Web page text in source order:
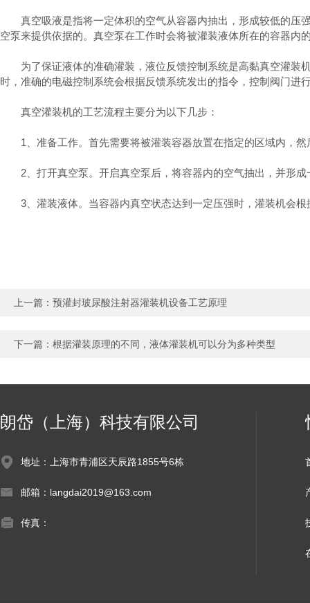
真空吸液是指将一定体积的空气从容器内抽出，形成较低的压
空泵来提供依据的。真空泵在工作时会将被灌装液体所在的容器
为了保证液体的准确灌装，液位反馈控制系统是高黏真空灌装
时，准确的电磁控制系统会根据反馈系统发出的指令，控制阀门
真空灌装机的工艺流程主要分为以下几步：
1、准备工作。首先需要将被灌装容器放置在指定的区域内，然
2、打开真空泵。开启真空泵后，将容器内的空气抽出，并形成
3、灌装液体。当容器内真空状态达到一定压强时，灌装机会根
上一篇： 预灌封玻尿酸注射器灌装机设备工艺原理
下一篇： 根据灌装原理的不同，液体灌装机可以分为多种类型
朗岱（上海）科技有限公司
地址：上海市青浦区天辰路1855号6栋
邮箱：langdai2019@163.com
传真：